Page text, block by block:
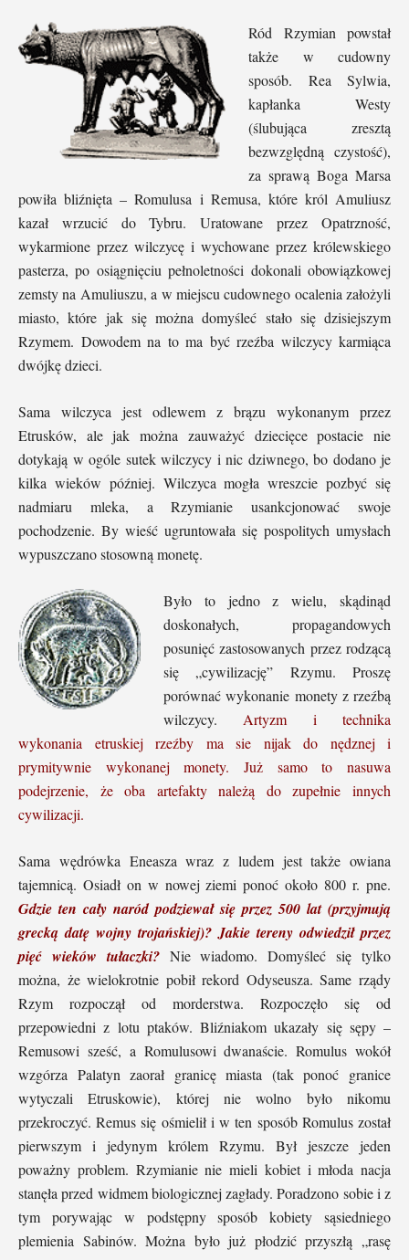
Ród Rzymian powstał
także w cudowny
sposób. Rea Sylwia,
kapłanka Westy
(ślubująca zresztą
bezwzględną czystość),
za sprawą Boga Marsa
powiła bliźnięta – Romulusa i Remusa, które król Amuliusz
kazał wrzucić do Tybru. Uratowane przez Opatrzność,
wykarmione przez wilczycę i wychowane przez królewskiego
pasterza, po osiągnięciu pełnoletności dokonali obowiązkowej
zemsty na Amuliuszu, a w miejscu cudownego ocalenia założyli
miasto, które jak się można domyśleć stało się dzisiejszym
Rzymem. Dowodem na to ma być rzeźba wilczycy karmiąca
dwójkę dzieci.
Sama wilczyca jest odlewem z brązu wykonanym przez
Etrusków, ale jak można zauważyć dziecięce postacie nie
dotykają w ogóle sutek wilczycy i nic dziwnego, bo dodano je
kilka wieków później. Wilczyca mogła wreszcie pozbyć się
nadmiaru mleka, a Rzymianie usankcjonować swoje
pochodzenie. By wieść ugruntowała się pospolitych umysłach
wypuszczano stosowną monetę.
Było to jedno z wielu, skądinąd
doskonałych, propagandowych
posunięć zastosowanych przez rodzącą
się „cywilizację” Rzymu. Proszę
porównać wykonanie monety z rzeźbą
wilczycy. Artyzm i technika
wykonania etruskiej rzeźby ma sie nijak do nędznej i
prymitywnie wykonanej monety. Już samo to nasuwa
podejrzenie, że oba artefakty należą do zupełnie innych
cywilizacji.
Sama wędrówka Eneasza wraz z ludem jest także owiana
tajemnicą. Osiadł on w nowej ziemi ponoć około 800 r. pne.
Gdzie ten cały naród podziewał się przez 500 lat (przyjmują
grecką datę wojny trojańskiej)? Jakie tereny odwiedził przez
pięć wieków tułaczki? Nie wiadomo. Domyśleć się tylko
można, że wielokrotnie pobił rekord Odyseusza. Same rządy
Rzym rozpoczął od morderstwa. Rozpoczęło się od
przepowiedni z lotu ptaków. Bliźniakom ukazały się sępy –
Remusowi sześć, a Romulusowi dwanaście. Romulus wokół
wzgórza Palatyn zaorał granicę miasta (tak ponoć granice
wytyczali Etruskowie), której nie wolno było nikomu
przekroczyć. Remus się ośmielił i w ten sposób Romulus został
pierwszym i jedynym królem Rzymu. Był jeszcze jeden
poważny problem. Rzymianie nie mieli kobiet i młoda nacja
stanęła przed widmem biologicznej zagłady. Poradzono sobie i z
tym porywając w podstępny sposób kobiety sąsiedniego
plemienia Sabinów. Można było już płodzić przyszłą „rasę